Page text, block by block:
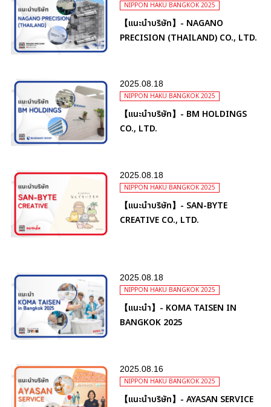
NIPPON HAKU BANGKOK 2025
【แนะนำบริษัท】- NAGANO
PRECISION (THAILAND) CO., LTD.
2025.08.18
NIPPON HAKU BANGKOK 2025
【แนะนำบริษัท】- BM HOLDINGS
CO., LTD.
2025.08.18
NIPPON HAKU BANGKOK 2025
【แนะนำบริษัท】- SAN-BYTE
CREATIVE CO., LTD.
2025.08.18
NIPPON HAKU BANGKOK 2025
【แนะนำ】- KOMA TAISEN IN
BANGKOK 2025
2025.08.16
NIPPON HAKU BANGKOK 2025
【แนะนำบริษัท】- AYASAN SERVICE